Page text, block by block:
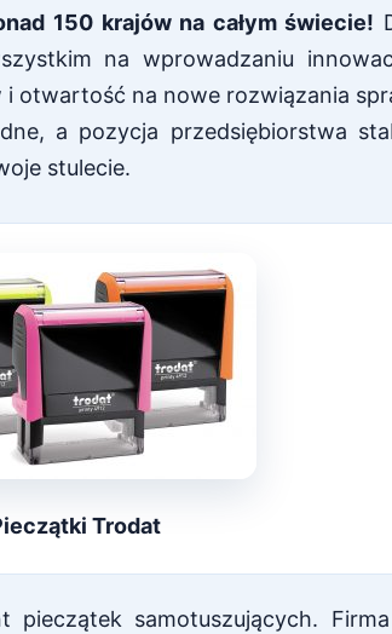
150 krajów na całym świecie!
na wprowadzaniu
otwartość na nowe rozwiązania
a pozycja przedsiębiorstwa
stulecie.
Trodat
pieczątek samotuszujących. Firma